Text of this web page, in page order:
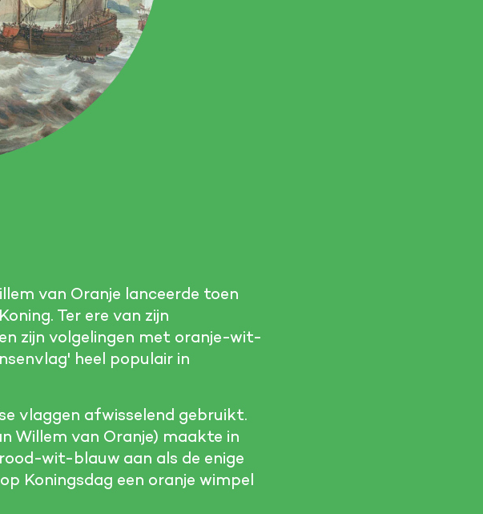
van Oranje lanceerde toen
Ter ere van zijn
zijn volgelingen met oranje-wit-
heel populair in
vlaggen afwisselend gebruikt.
Willem van Oranje) maakte in
wit-blauw aan als de enige
Koningsdag een oranje wimpel